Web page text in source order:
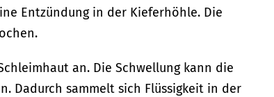
Entzündung in der Kieferhöhle. Die
an. Die Schwellung kann die
Dadurch sammelt sich Flüssigkeit in der